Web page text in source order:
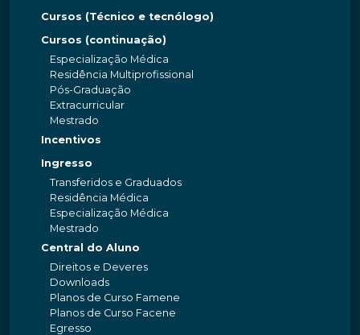
Cursos (Técnico e tecnólogo)
Cursos (continuação)
Especialização Médica
Residência Multiprofissional
Pós-Graduação
Extracurricular
Mestrado
Incentivos
Ingresso
Transferidos e Graduados
Residência Médica
Especialização Médica
Mestrado
Central do Aluno
Direitos e Deveres
Downloads
Planos de Curso Famene
Planos de Curso Facene
Egresso